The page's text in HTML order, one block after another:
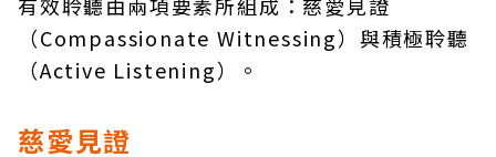
（Compassionate Witnessing）與積極聆聽
（Active Listening）。
慈愛見證